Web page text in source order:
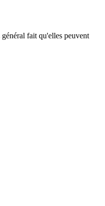
fait qu'elles peuvent